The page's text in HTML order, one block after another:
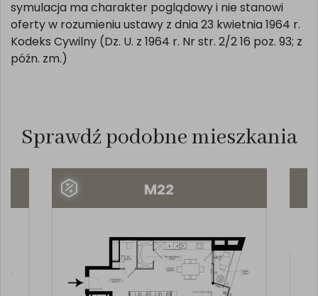
symulacja ma charakter poglądowy i nie stanowi
oferty w rozumieniu ustawy z dnia 23 kwietnia 1964 r.
Kodeks Cywilny (Dz. U. z 1964 r. Nr str. 2/2 16 poz. 93; z
późn. zm.)
Sprawdź podobne mieszkania
M22